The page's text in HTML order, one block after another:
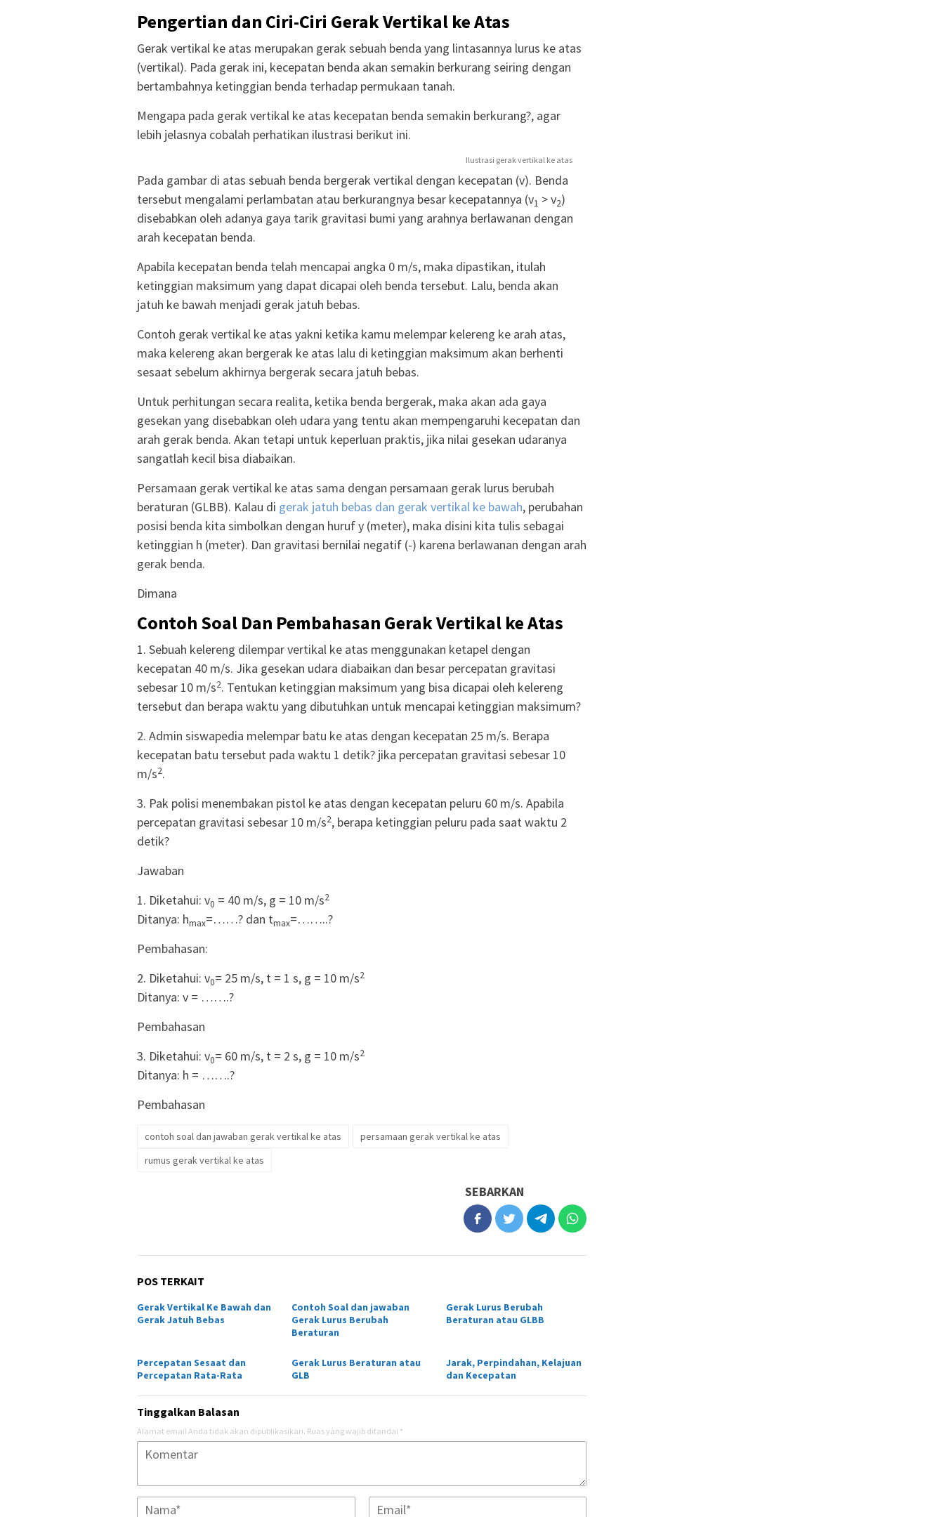
Pengertian dan Ciri-Ciri Gerak Vertikal ke Atas
Gerak vertikal ke atas merupakan gerak sebuah benda yang lintasannya lurus ke atas
(vertikal). Pada gerak ini, kecepatan benda akan semakin berkurang seiring dengan
bertambahnya ketinggian benda terhadap permukaan tanah.
Mengapa pada gerak vertikal ke atas kecepatan benda semakin berkurang?, agar
lebih jelasnya cobalah perhatikan ilustrasi berikut ini.
Ilustrasi gerak vertikal ke atas
Pada gambar di atas sebuah benda bergerak vertikal dengan kecepatan (v). Benda
tersebut mengalami perlambatan atau berkurangnya besar kecepatannya (v1 > v2)
disebabkan oleh adanya gaya tarik gravitasi bumi yang arahnya berlawanan dengan
arah kecepatan benda.
Apabila kecepatan benda telah mencapai angka 0 m/s, maka dipastikan, itulah
ketinggian maksimum yang dapat dicapai oleh benda tersebut. Lalu, benda akan
jatuh ke bawah menjadi gerak jatuh bebas.
Contoh gerak vertikal ke atas yakni ketika kamu melempar kelereng ke arah atas,
maka kelereng akan bergerak ke atas lalu di ketinggian maksimum akan berhenti
sesaat sebelum akhirnya bergerak secara jatuh bebas.
Untuk perhitungan secara realita, ketika benda bergerak, maka akan ada gaya
gesekan yang disebabkan oleh udara yang tentu akan mempengaruhi kecepatan dan
arah gerak benda. Akan tetapi untuk keperluan praktis, jika nilai gesekan udaranya
sangatlah kecil bisa diabaikan.
Persamaan gerak vertikal ke atas sama dengan persamaan gerak lurus berubah
beraturan (GLBB). Kalau di gerak jatuh bebas dan gerak vertikal ke bawah, perubahan
posisi benda kita simbolkan dengan huruf y (meter), maka disini kita tulis sebagai
ketinggian h (meter). Dan gravitasi bernilai negatif (-) karena berlawanan dengan arah
gerak benda.
Dimana
Contoh Soal Dan Pembahasan Gerak Vertikal ke Atas
1. Sebuah kelereng dilempar vertikal ke atas menggunakan ketapel dengan
kecepatan 40 m/s. Jika gesekan udara diabaikan dan besar percepatan gravitasi
sebesar 10 m/s2. Tentukan ketinggian maksimum yang bisa dicapai oleh kelereng
tersebut dan berapa waktu yang dibutuhkan untuk mencapai ketinggian maksimum?
2. Admin siswapedia melempar batu ke atas dengan kecepatan 25 m/s. Berapa
kecepatan batu tersebut pada waktu 1 detik? jika percepatan gravitasi sebesar 10
m/s2.
3. Pak polisi menembakan pistol ke atas dengan kecepatan peluru 60 m/s. Apabila
percepatan gravitasi sebesar 10 m/s2, berapa ketinggian peluru pada saat waktu 2
detik?
Jawaban
1. Diketahui: v0 = 40 m/s, g = 10 m/s2
Ditanya: hmax=……? dan tmax=……..?
Pembahasan:
2. Diketahui: v0= 25 m/s, t = 1 s, g = 10 m/s2
Ditanya: v = …….?
Pembahasan
3. Diketahui: v0= 60 m/s, t = 2 s, g = 10 m/s2
Ditanya: h = …….?
Pembahasan
contoh soal dan jawaban gerak vertikal ke atas
persamaan gerak vertikal ke atas
rumus gerak vertikal ke atas
SEBARKAN
POS TERKAIT
Gerak Vertikal Ke Bawah dan
Gerak Jatuh Bebas
Contoh Soal dan jawaban
Gerak Lurus Berubah
Beraturan
Gerak Lurus Berubah
Beraturan atau GLBB
Percepatan Sesaat dan
Percepatan Rata-Rata
Gerak Lurus Beraturan atau
GLB
Jarak, Perpindahan, Kelajuan
dan Kecepatan
Tinggalkan Balasan
Alamat email Anda tidak akan dipublikasikan. Ruas yang wajib ditandai *